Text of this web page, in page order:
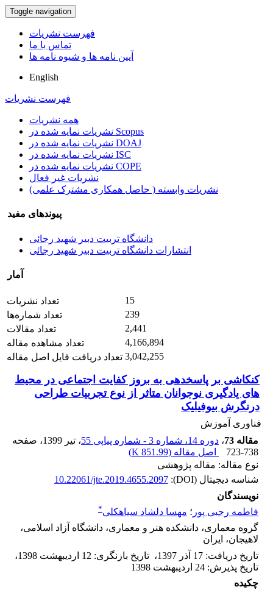
Toggle navigation
فهرست نشریات
تماس با ما
آیین نامه ها و شیوه نامه ها
English
فهرست نشریات
همه نشریات
نشریات نمایه شده در Scopus
نشریات نمایه شده در DOAJ
نشریات نمایه شده در ISC
نشریات نمایه شده در COPE
نشریات غیر فعال
نشریات وابسته ( حاصل همکاری مشترک علمی)
پیوندهای مفید
دانشگاه تربیت دبیر شهید رجائی
انتشارات دانشگاه تربیت دبیر شهید رجائی
آمار
تعداد نشریات
15
تعداد شماره‌ها
239
تعداد مقالات
2,441
تعداد مشاهده مقاله
4,166,894
تعداد دریافت فایل اصل مقاله 3,042,255
کنکاشی بر پاسخدهی به بروز کفایت اجتماعی در محیط
های یادگیری نوجوانان متاثر از نوع تجربیات طراحی
درنگرش بیوفیلیک
فناوری آموزش
مقاله 73
، دوره 14، شماره 3 - شماره پیاپی 55 ، تیر 1399
، صفحه
723-738
اصل مقاله (851.99 K
)
نوع مقاله: مقاله پژوهشی
شناسه دیجیتال (DOI):
10.22061/jte.2019.4655.2097
نویسندگان
فاطمه رجبی پور ؛ مهسا دلشاد سیاهکلی*
گروه معماری، دانشکده هنر و معماری، دانشگاه آزاد اسلامی،
لاهیجان، ایران
تاریخ دریافت: 17 آذر 1397 ، تاریخ بازنگری: 12 اردیبهشت 1398
،
تاریخ پذیرش: 24 اردیبهشت 1398
چکیده